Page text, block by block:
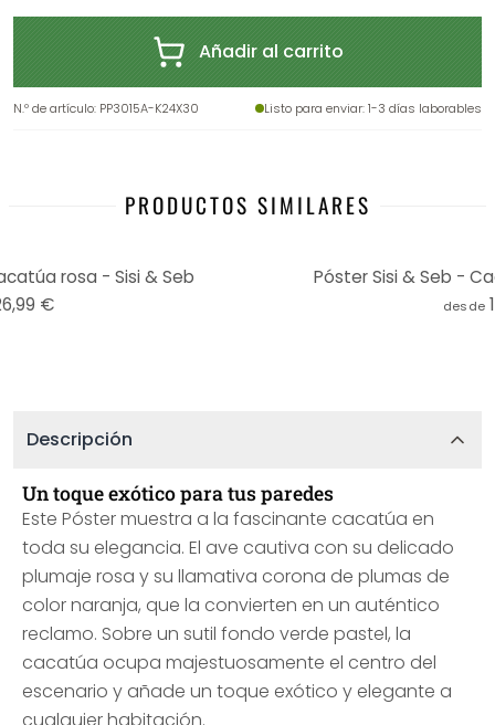
Añadir al carrito
N.º de artículo: PP3015A-K24X30 Listo para enviar: 1-3 días laborables
PRODUCTOS SIMILARES
rosa - Sisi & Seb
€
Póster Sisi & Seb -
desde
Descripción
Un toque exótico para tus paredes
Este Póster muestra a la fascinante cacatúa en
toda su elegancia. El ave cautiva con su delicado
plumaje rosa y su llamativa corona de plumas de
color naranja, que la convierten en un auténtico
reclamo. Sobre un sutil fondo verde pastel, la
cacatúa ocupa majestuosamente el centro del
escenario y añade un toque exótico y elegante a